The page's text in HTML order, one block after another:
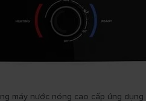
máy nước nóng cao cấp ứng